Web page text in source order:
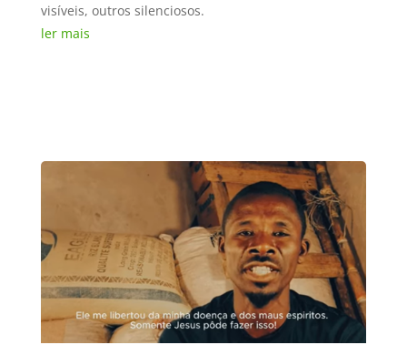
visíveis, outros silenciosos.
ler mais